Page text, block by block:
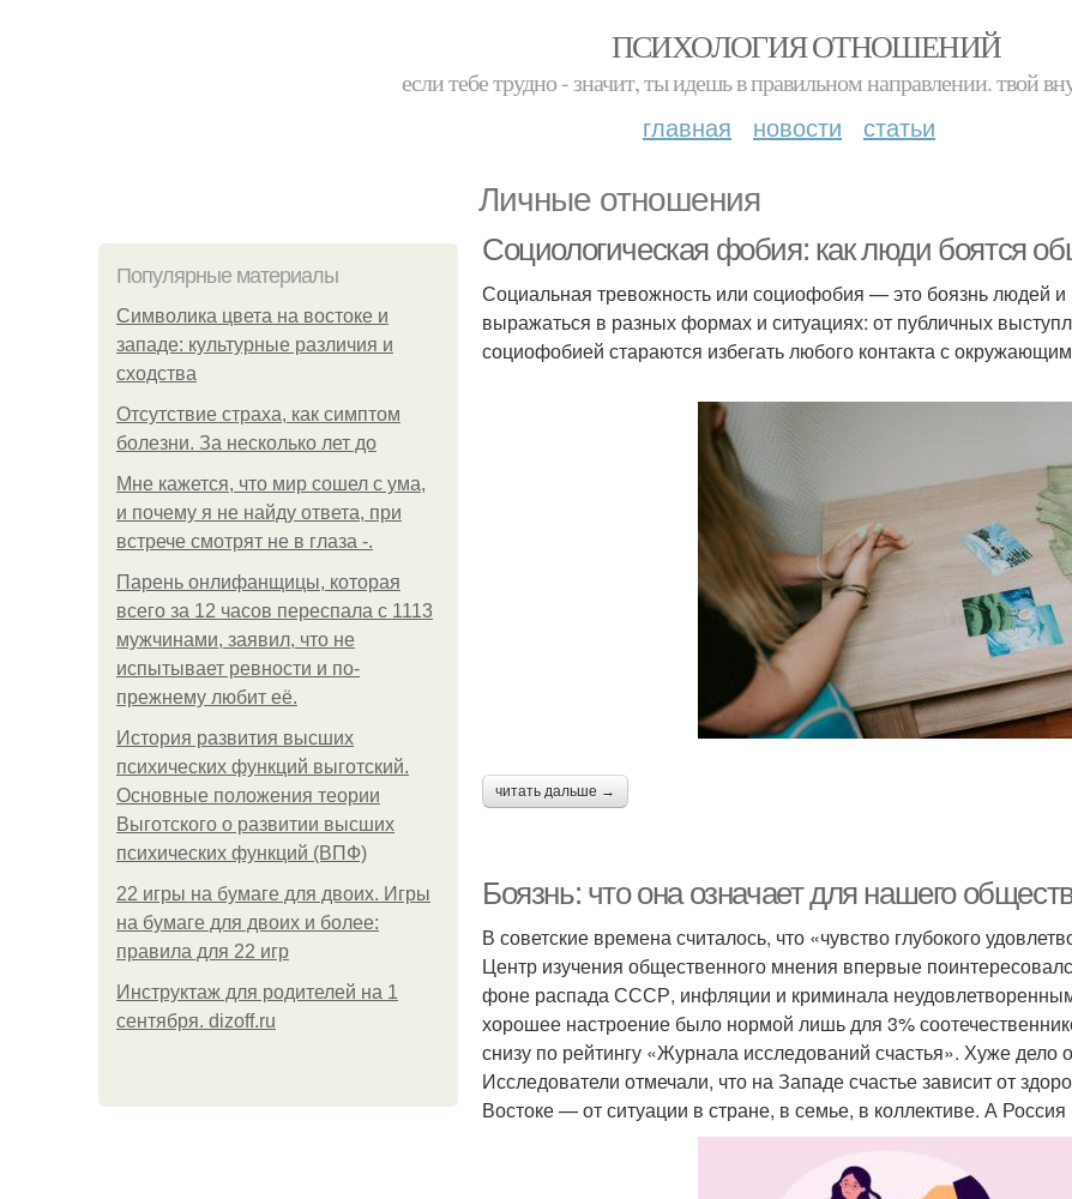
ПСИХОЛОГИЯ ОТНОШЕНИЙ
если тебе трудно - значит, ты идешь в правильном направлении. твой
главная новости статьи
Личные отношения
Популярные материалы
Символика цвета на востоке и
западе: культурные различия и
сходства
Отсутствие страха, как симптом
болезни. За несколько лет до
Мне кажется, что мир сошел с ума,
и почему я не найду ответа, при
встрече смотрят не в глаза -.
Парень онлифанщицы, которая
всего за 12 часов переспала с 1113
мужчинами, заявил, что не
испытывает ревности и по-
прежнему любит её.
История развития высших
психических функций выготский.
Основные положения теории
Выготского о развитии высших
психических функций (ВПФ)
22 игры на бумаге для двоих. Игры
на бумаге для двоих и более:
правила для 22 игр
Инструктаж для родителей на 1
сентября. dizoff.ru
Социологическая фобия: как люди боятся
Социальная тревожность или социофобия — это боязнь людей
выражаться в разных формах и ситуациях: от публичных
социофобией стараются избегать любого контакта с
читать дальше →
Боязнь: что она означает для нашего
В советские времена считалось, что «чувство глубокого
Центр изучения общественного мнения впервые
фоне распада СССР, инфляции и криминала
хорошее настроение было нормой лишь для 3%
снизу по рейтингу «Журнала исследований счастья». Хуже дело
Исследователи отмечали, что на Западе счастье зависит от
Востоке — от ситуации в стране, в семье, в коллективе. А